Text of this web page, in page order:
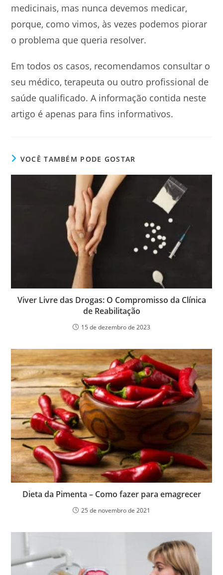
medicinais, mas nunca devemos medicar,
porque, como vimos, às vezes podemos piorar
o problema que queria resolver.
Em todos os casos, recomendamos consultar o
seu médico, terapeuta ou outro profissional de
saúde qualificado. A informação contida neste
artigo é apenas para fins informativos.
VOCÊ TAMBÉM PODE GOSTAR
Viver Livre das Drogas: O Compromisso da Clínica
de Reabilitação
15 de dezembro de 2023
Dieta da Pimenta – Como fazer para emagrecer
25 de novembro de 2021